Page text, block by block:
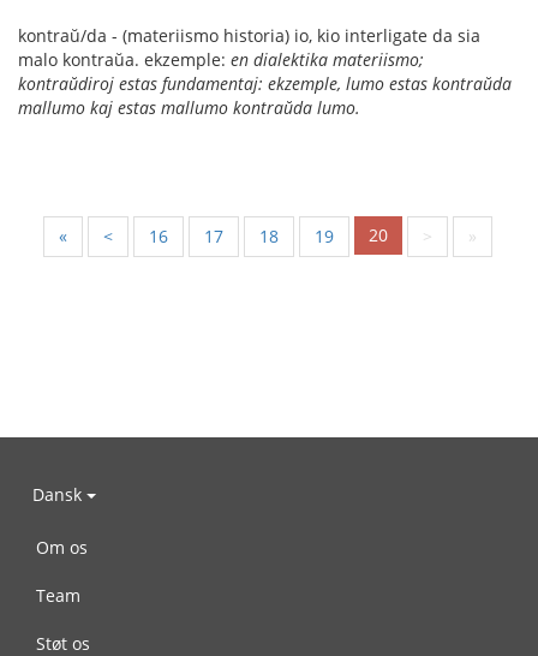
kontraŭ/da - (materiismo historia) io, kio interligate da sia
malo kontraŭa. ekzemple: en dialektika materiismo;
kontraŭdiroj estas fundamentaj: ekzemple, lumo estas kontraŭda
mallumo kaj estas mallumo kontraŭda lumo.
« < 16 17 18 19 20 > »
Dansk
Om os
Team
Støt os